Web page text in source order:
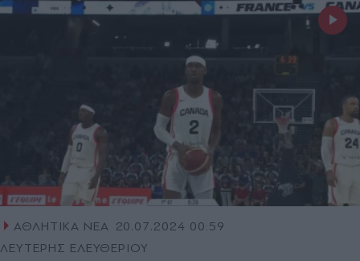
ΑΘΛΗΤΙΚΑ ΝΕΑ
20.07.2024 00:59
ΛΕΥΤΕΡΗΣ ΕΛΕΥΘΕΡΙΟΥ